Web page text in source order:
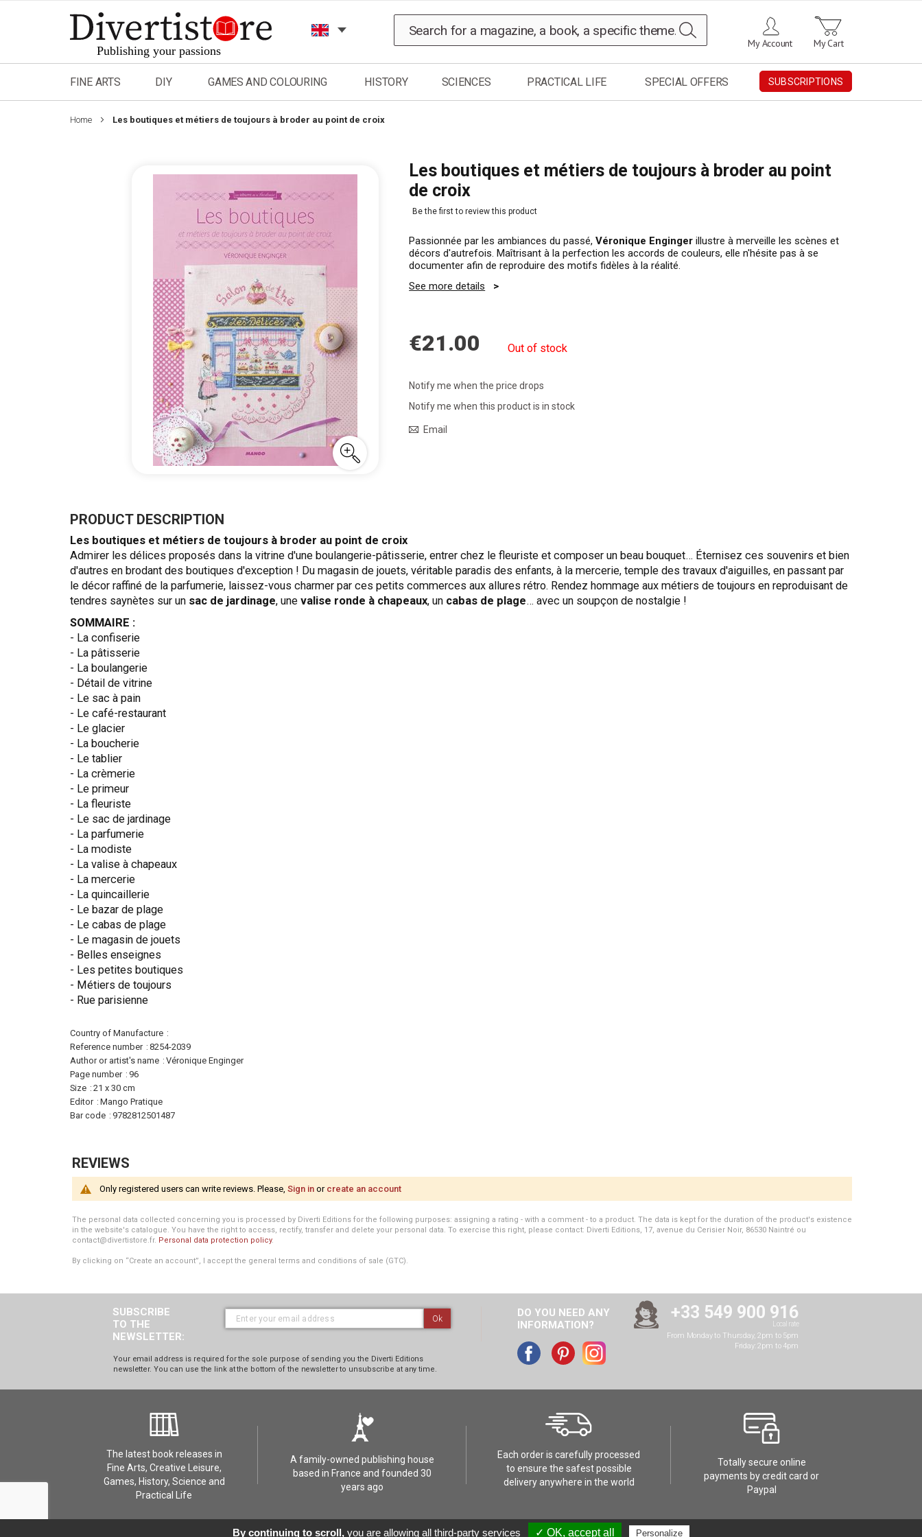
to
Content
My Cart
My Account
FINE ARTS DIY GAMES AND COLOURING HISTORY SCIENCES PRACTICAL LIFE SPECIAL OFFERS SUBSCRIPTIONS
Home Les boutiques et métiers de toujours à broder au point de croix
the
of
the
images
gallery
Les boutiques et métiers de toujours à broder au point
de croix
Be the first to review this product
Passionnée par les ambiances du passé,Véronique Enginger illustre à merveille les scènes et
décors d'autrefois. Maîtrisant à la perfection les accords de couleurs, elle n'hésite pas à se
documenter afin de reproduire des motifs fidèles à la réalité.
See more details
€21.00 Out of stock
Notify me when the price drops
Notify me when this product is in stock
Email
PRODUCT DESCRIPTION
Les boutiques et métiers de toujours à broder au point de croix
Admirer les délices proposés dans la vitrine d'une boulangerie-pâtisserie, entrer chez le fleuriste et composer un beau bouquet… Éternisez ces souvenirs et bien
d'autres en brodant des boutiques d'exception ! Du magasin de jouets, véritable paradis des enfants, à la mercerie, temple des travaux d'aiguilles, en passant par
le décor raffiné de la parfumerie, laissez-vous charmer par ces petits commerces aux allures rétro. Rendez hommage aux métiers de toujours en reproduisant de
tendres saynètes sur un sac de jardinage, une valise ronde à chapeaux, un cabas de plage… avec un soupçon de nostalgie !
SOMMAIRE :
- La confiserie
- La pâtisserie
- La boulangerie
- Détail de vitrine
- Le sac à pain
- Le café-restaurant
- Le glacier
- La boucherie
- Le tablier
- La crèmerie
- Le primeur
- La fleuriste
- Le sac de jardinage
- La parfumerie
- La modiste
- La valise à chapeaux
- La mercerie
- La quincaillerie
- Le bazar de plage
- Le cabas de plage
- Le magasin de jouets
- Belles enseignes
- Les petites boutiques
- Métiers de toujours
- Rue parisienne
More
Information
Country of Manufacture
Reference number
8254-2039
Author or artist's name
Véronique Enginger
Page number
96
Size
21 x 30 cm
Editor
Mango Pratique
Bar code
9782812501487
REVIEWS
Only registered users can write reviews. Please, Sign in or create an account
The personal data collected concerning you is processed by Diverti Editions for the following purposes: assigning a rating - with a comment - to a product. The data is kept for the duration of the product's existence
in the website's catalogue. You have the right to access, rectify, transfer and delete your personal data. To exercise this right, please contact: Diverti Editions, 17, avenue du Cerisier Noir, 86530 Naintré ou
contact@divertistore.fr. Personal data protection policy.
By clicking on “Create an account”, I accept the general terms and conditions of sale (GTC).
SUBSCRIBE
TO THE
NEWSLETTER:
Ok
Your email address is required for the sole purpose of sending you the Diverti Editions
newsletter. You can use the link at the bottom of the newsletter to unsubscribe at any time.
DO YOU NEED ANY
INFORMATION?
+33 549 900 916
Local rate
From Monday to Thursday, 2pm to 5pm
Friday: 2pm to 4pm
The latest book releases in
Fine Arts, Creative Leisure,
Games, History, Science and
Practical Life
A family-owned publishing house
based in France and founded 30
years ago
Each order is carefully processed
to ensure the safest possible
delivery anywhere in the world
Totally secure online
payments by credit card or
Paypal
FAQ Terms Contact Réalisation :
By continuing to scroll,you are allowing all third-party services ✓ OK, accept all Personalize